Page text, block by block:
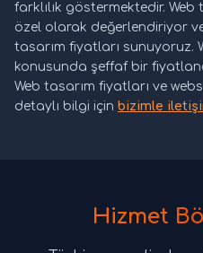
farklılık göstermektedir. Web
özel olarak değerlendiriyor
tasarım fiyatları sunuyoruz.
konusunda şeffaf bir
Web tasarım fiyatları ve
detaylı bilgi için bizimle
Hizmet